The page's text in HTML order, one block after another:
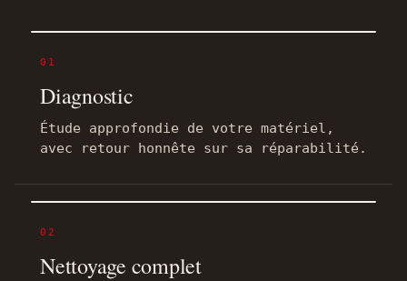
01
Diagnostic
Étude approfondie de votre matériel,
avec retour honnête sur sa réparabilité.
02
Nettoyage complet